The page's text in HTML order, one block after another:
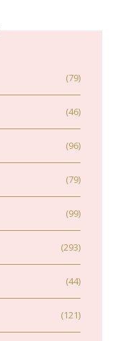
(79)
(46)
(96)
(79)
(99)
(293)
(44)
(121)